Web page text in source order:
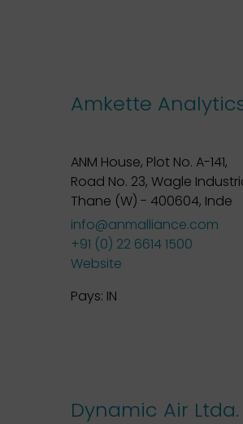
Amkette
ANM House, Plot No. A-141,
Road No. 23, Wagle
Thane (W) - 400604, Inde
info@anmalliance.com
+91 (0) 22 6614 1500
Website
Pays: IN
Dynamic Air Ltda.